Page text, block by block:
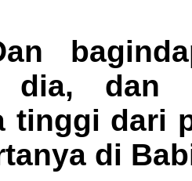
dia, dan
tinggi dari
di